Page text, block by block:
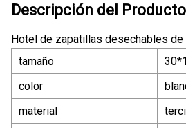
Descripción del Producto
Hotel de zapatillas desechables
tamaño
color
material